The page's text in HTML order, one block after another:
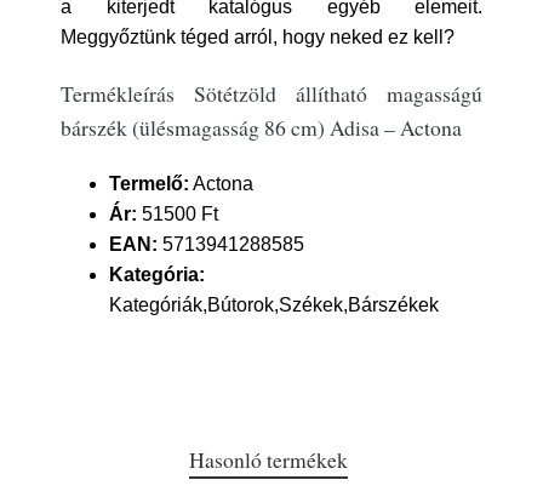
a kiterjedt katalógus egyéb elemeit.
Meggyőztünk téged arról, hogy neked ez kell?
Termékleírás Sötétzöld állítható magasságú
bárszék (ülésmagasság 86 cm) Adisa – Actona
Termelő: Actona
Ár: 51500 Ft
EAN: 5713941288585
Kategória:
Kategóriák,Bútorok,Székek,Bárszékek
Hasonló termékek